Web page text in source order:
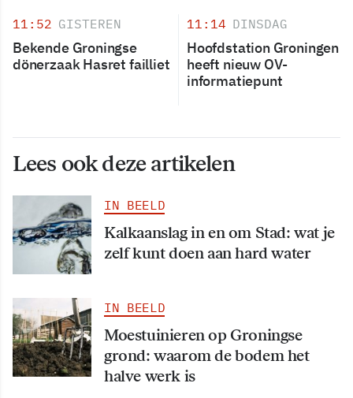
11:52 GISTEREN
Bekende Groningse
dönerzaak Hasret failliet
11:14 DINSDAG
Hoofdstation Groningen
heeft nieuw OV-
informatiepunt
Lees ook deze artikelen
IN BEELD
Kalkaanslag in en om Stad: wat je
zelf kunt doen aan hard water
IN BEELD
Moestuinieren op Groningse
grond: waarom de bodem het
halve werk is